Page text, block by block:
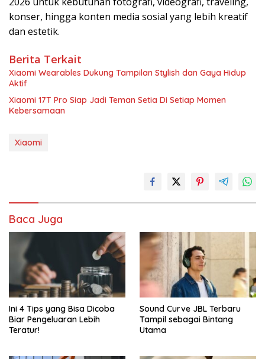
konser, hingga konten media sosial yang lebih kreatif
dan estetik.
Berita Terkait
Xiaomi Wearables Dukung Tampilan Stylish dan Gaya Hidup
Aktif
Xiaomi 17T Pro Siap Jadi Teman Setia Di Setiap Momen
Kebersamaan
Xiaomi
Baca Juga
Ini 4 Tips yang Bisa Dicoba
Biar Pengeluaran Lebih
Teratur!
Sound Curve JBL Terbaru
Tampil sebagai Bintang
Utama